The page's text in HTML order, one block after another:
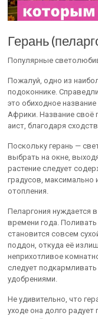
Герань
Популярные
Пожалуй, одно из
подоконнике.
это обиходное
Африки. Название своё
аист, благодаря
Поскольку герань —
выбрать на окне,
растение следует
градусов, максимально
отопления.
Пеларгония нуждается
времени года.
становится совсем
поддон, откуда её
неприхотливое
следует
удобрениями.
Не удивительно, что
уходе она долго